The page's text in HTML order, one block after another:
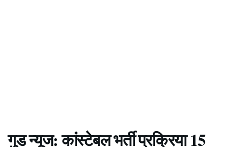
गुड न्यूज: कांस्टेबल भर्ती प्रक्रिया 15